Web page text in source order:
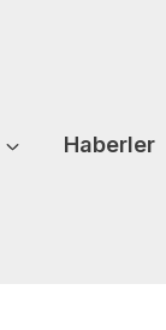
Haberler